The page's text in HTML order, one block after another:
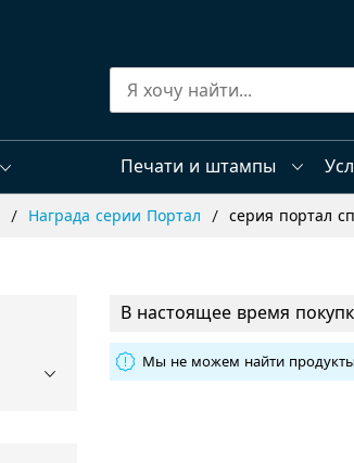
Печати и штампы
Награда серии Портал серия портал
В настоящее время
Мы не можем найти